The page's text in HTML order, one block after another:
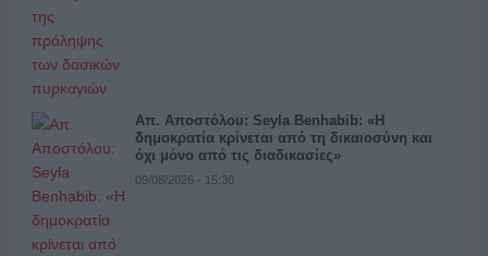
Απ. Αποστόλου: Seyla Benhabib: «Η
δημοκρατία κρίνεται από τη δικαιοσύνη και
όχι μόνο από τις διαδικασίες»
09/08/2026 - 15:30